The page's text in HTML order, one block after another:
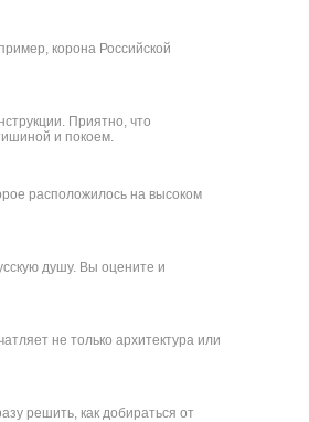
корона Российской
Приятно, что
и покоем.
расположилось на высоком
душу. Вы оцените и
не только архитектура или
решить, как добираться от